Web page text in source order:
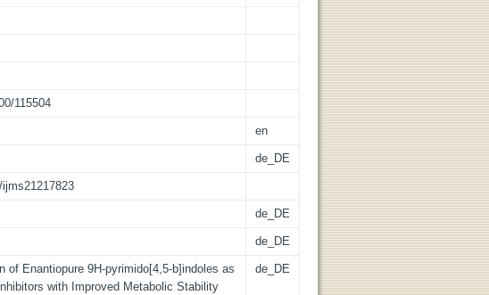
115504
en
de_DE
de_DE
de_DE
of Enantiopure 9H-pyrimido[4,5-b]indoles as
with Improved Metabolic Stability
de_DE